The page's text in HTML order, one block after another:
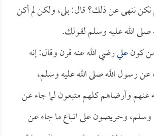
نكن ننهى عن ذلك؟ قال: بلى، ولكن لم أكن
الله عليه وسلم لقولك.
من كونعليرضي الله عنه قرن وقال: إنه
رسول الله صلى الله عليه وسلم،
عنهم وأرضاهم كلهم متبعون لما جاء عن
وسلم، وحريصون على اتباع ما جاء عن